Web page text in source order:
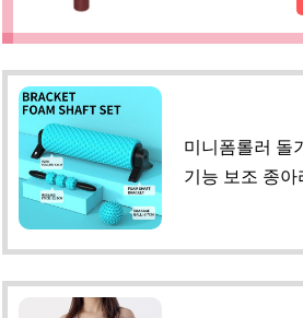
미니폼롤러 돌
기능 보조 종